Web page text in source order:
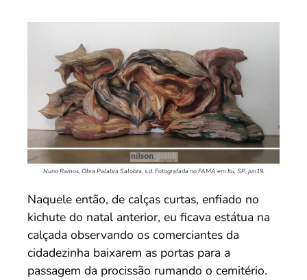
Nuno Ramos, Obra Palabra Salobra, s.d. Fotografada no FAMA em Itu, SP, jun19.
Naquele então, de calças curtas, enfiado no
kichute do natal anterior, eu ficava estátua na
calçada observando os comerciantes da
cidadezinha baixarem as portas para a
passagem da procissão rumando o cemitério.